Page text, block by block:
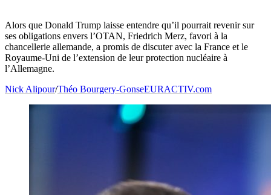
Alors que Donald Trump laisse entendre qu’il pourrait revenir sur
ses obligations envers l’OTAN, Friedrich Merz, favori à la
chancellerie allemande, a promis de discuter avec la France et le
Royaume-Uni de l’extension de leur protection nucléaire à
l’Allemagne.
Nick Alipour/Théo Bourgery-GonseEURACTIV.com